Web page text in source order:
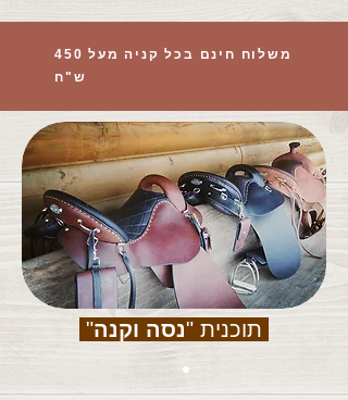
משלוח חינם בכל קניה מעל 450
ש"ח
תוכנית "נסה וקנה"